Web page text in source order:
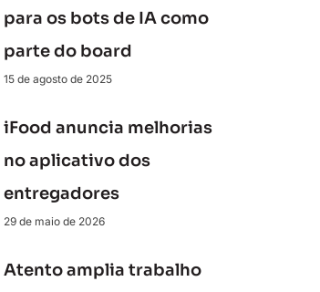
para os bots de IA como
parte do board
15 de agosto de 2025
iFood anuncia melhorias
no aplicativo dos
entregadores
29 de maio de 2026
Atento amplia trabalho